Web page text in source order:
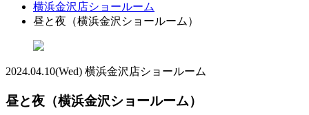
横浜金沢店ショールーム
昼と夜（横浜金沢ショールーム）
2024.04.10(Wed) 横浜金沢店ショールーム
昼と夜（横浜金沢ショールーム）